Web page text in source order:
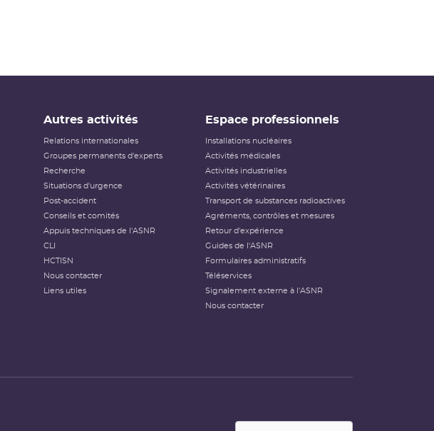
Autres activités
Relations internationales
Groupes permanents d'experts
Recherche
Situations d'urgence
Post-accident
Conseils et comités
Appuis techniques de l'ASNR
CLI
HCTISN
Nous contacter
Liens utiles
Espace professionnels
Installations nucléaires
Activités médicales
Activités industrielles
Activités vétérinaires
Transport de substances radioactives
Agréments, contrôles et mesures
Retour d'expérience
Guides de l'ASNR
Formulaires administratifs
Téléservices
Signalement externe à l'ASNR
Nous contacter